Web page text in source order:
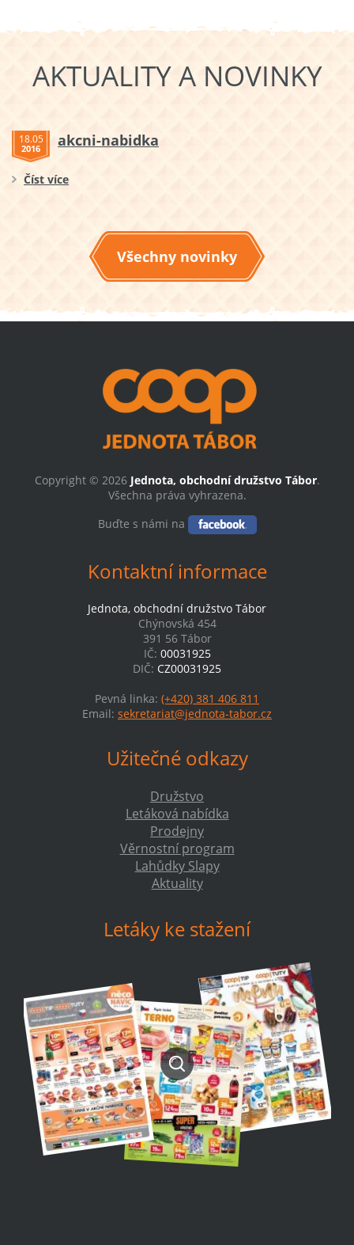
AKTUALITY A NOVINKY
18.05
2016 akcni-nabidka
Číst více
Všechny novinky
Copyright © 2026 Jednota, obchodní družstvo Tábor.
Všechna práva vyhrazena.
Buďte s námi na
Kontaktní informace
Jednota, obchodní družstvo Tábor
Chýnovská 454
391 56 Tábor
IČ: 00031925
DIČ: CZ00031925
Pevná linka: (+420) 381 406 811
Email: sekretariat@jednota-tabor.cz
Užitečné odkazy
Družstvo
Letáková nabídka
Prodejny
Věrnostní program
Lahůdky Slapy
Aktuality
Letáky ke stažení